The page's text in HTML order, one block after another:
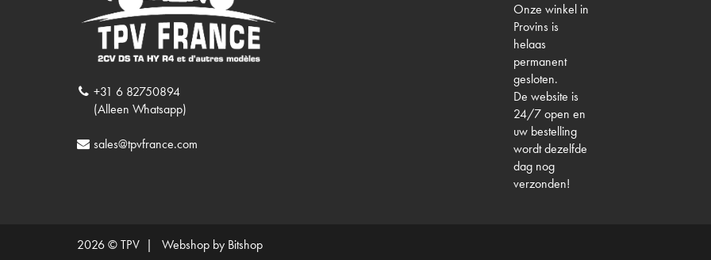
+31 6 82750894
(Alleen Whatsapp)
sales@tpvfrance.com
Onze winkel in
Provins is
helaas
permanent
gesloten.
De website is
24/7 open en
uw bestelling
wordt dezelfde
dag nog
verzonden!
2026 © TPV | Webshop by Bitshop